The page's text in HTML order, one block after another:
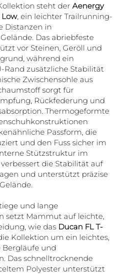
steht der Aenergy
, ein leichter Trailrunning-
Distanzen in
Das abriebfeste
vor Steinen, Geröll und
während ein
Rand zusätzliche Stabilität
Zwischensohle aus
sorgt für
Rückfederung und
Thermogeformte
Passform, die
und den Fuss sicher im
Stützstruktur im
die Stabilität auf
und unterstützt präzise
und lange
setzt Mammut auf leichte,
wie das Ducan FL T-
Kollektion um ein leichtes,
Bergläufe und
Das schnelltrocknende
Polyester unterstützt